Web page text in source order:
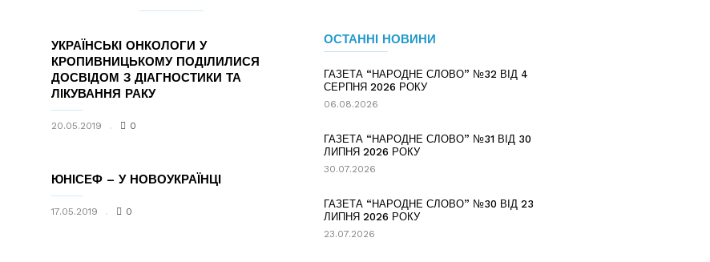
УКРАЇНСЬКІ ОНКОЛОГИ У
КРОПИВНИЦЬКОМУ ПОДІЛИЛИСЯ
ДОСВІДОМ З ДІАГНОСТИКИ ТА
ЛІКУВАННЯ РАКУ
20.05.2019 0
ЮНІСЕФ – У НОВОУКРАЇНЦІ
17.05.2019 0
ОСТАННІ НОВИНИ
ГАЗЕТА “НАРОДНЕ СЛОВО” №32 ВІД 4
СЕРПНЯ 2026 РОКУ
06.08.2026
ГАЗЕТА “НАРОДНЕ СЛОВО” №31 ВІД 30
ЛИПНЯ 2026 РОКУ
30.07.2026
ГАЗЕТА “НАРОДНЕ СЛОВО” №30 ВІД 23
ЛИПНЯ 2026 РОКУ
23.07.2026